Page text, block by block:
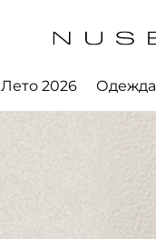
Лето 2026 Одежда